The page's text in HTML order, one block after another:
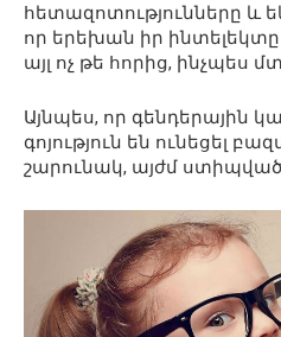
հետազոտությունները և
որ երեխան իր
այլ ոչ թե հորից, ինչպես
Այնպես, որ գենդերային
գոյություն են ունեցել
շարունակ, այժմ ստիպված